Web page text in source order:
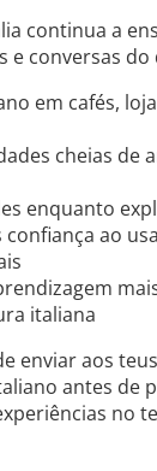
continua a
e conversas do
em cafés,
cheias de
enquanto
confiança ao
italiana
enviar aos
antes de
no